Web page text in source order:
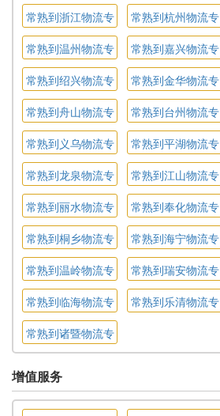
常熟到浙江物流专
线
常熟到杭州物流专
线
常熟到温州物流专
线
常熟到嘉兴物流专
线
常熟到绍兴物流专
线
常熟到金华物流专
线
常熟到舟山物流专
线
常熟到台州物流专
线
常熟到义乌物流专
线
常熟到平湖物流专
线
常熟到龙泉物流专
线
常熟到江山物流专
线
常熟到丽水物流专
线
常熟到奉化物流专
线
常熟到桐乡物流专
线
常熟到海宁物流专
线
常熟到温岭物流专
线
常熟到瑞安物流专
线
常熟到临海物流专
线
常熟到乐清物流专
常熟到诸暨物流专
线
增值服务